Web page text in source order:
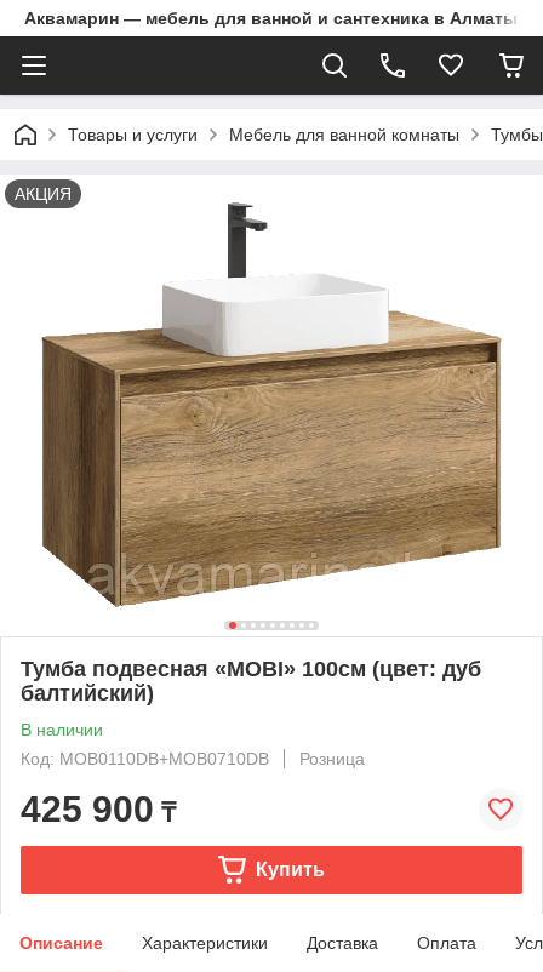
Аквамарин — мебель для ванной и сантехника в Алматы |
Товары и услуги Мебель для ванной комнаты
АКЦИЯ
Тумба подвесная «MOBI» 100см (цвет: дуб
балтийский)
В наличии
Код: MOB0110DB+MOB0710DB
Розница
425 900 ₸
Купить
Описание Характеристики Доставка Оплата